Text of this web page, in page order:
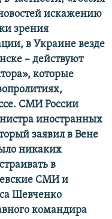
искажению
зрения
в Украине везде
– действуют
которые
СМИ России
иностранных
заявил в Вене
никаких
в
СМИ и
Шевченко
командира